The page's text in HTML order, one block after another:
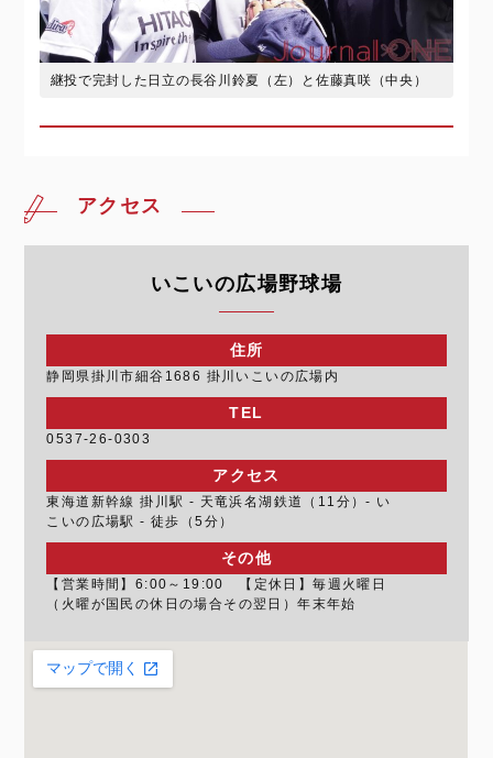
継投で完封した日立の長谷川鈴夏（左）と佐藤真咲（中央）
アクセス
いこいの広場野球場
住所
静岡県掛川市細谷1686 掛川いこいの広場内
TEL
0537-26-0303
アクセス
東海道新幹線 掛川駅 - 天竜浜名湖鉄道（11分）- い
こいの広場駅 - 徒歩（5分）
その他
【営業時間】6:00～19:00 【定休日】毎週火曜日
（火曜が国民の休日の場合その翌日）年末年始